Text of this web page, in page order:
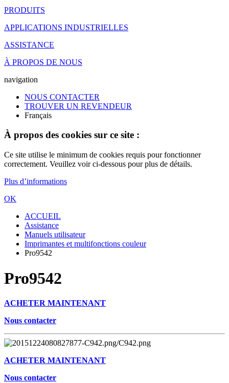
PRODUITS
APPLICATIONS INDUSTRIELLES
ASSISTANCE
À PROPOS DE NOUS
navigation
NOUS CONTACTER
TROUVER UN REVENDEUR
Français
À propos des cookies sur ce site :
Ce site utilise le minimum de cookies requis pour fonctionner
correctement. Veuillez voir ci-dessous pour plus de détails.
Plus d’informations
OK
ACCUEIL
Assistance
Manuels utilisateur
Imprimantes et multifonctions couleur
Pro9542
Pro9542
ACHETER MAINTENANT
Nous contacter
ACHETER MAINTENANT
Nous contacter